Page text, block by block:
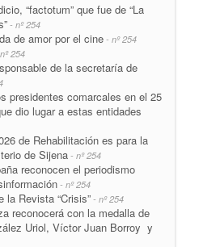
“factotum” que fue de “La
- nº 254
de amor por el cine - nº 254
254
de la secretaría de
presidentes comarcales en el 25
dio lugar a estas entidades
de Rehabilitación es para la
de Sijena - nº 254
reconocen el periodismo
- nº 254
la Revista “Crisis” - nº 254
reconocerá con la medalla de
Uriol, Víctor Juan Borroy y